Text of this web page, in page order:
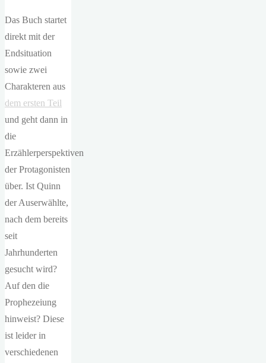
Das Buch startet
direkt mit der
Endsituation
sowie zwei
Charakteren aus
dem ersten Teil
und geht dann in
die
Erzählerperspektiven
der Protagonisten
über. Ist Quinn
der Auserwählte,
nach dem bereits
seit
Jahrhunderten
gesucht wird?
Auf den die
Prophezeiung
hinweist? Diese
ist leider in
verschiedenen